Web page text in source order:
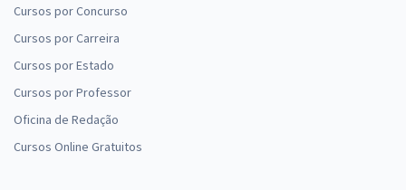
Cursos por Concurso
Cursos por Carreira
Cursos por Estado
Cursos por Professor
Oficina de Redação
Cursos Online Gratuitos